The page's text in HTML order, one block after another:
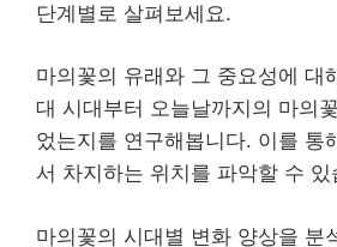
단계별로 살펴보세요.
마의꽃의 유래와 그 중요성에 대
대 시대부터 오늘날까지의 마의
었는지를 연구해봅니다. 이를 통
서 차지하는 위치를 파악할 수 있
마의꽃의 시대별 변화 양상을 분